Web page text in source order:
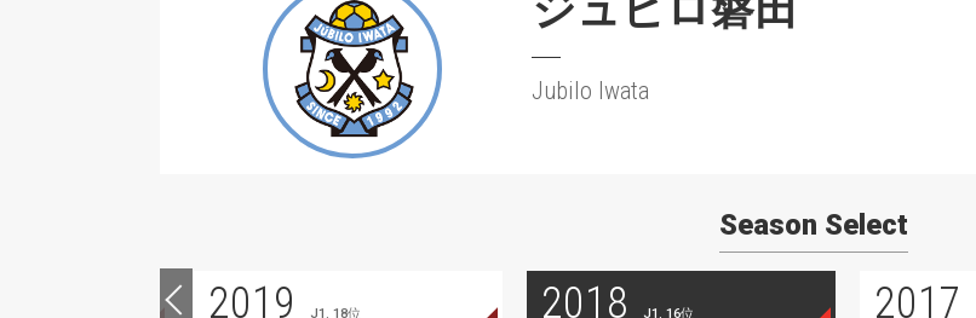
Jubilo Iwata
Season Select
2019 J1. 18位 2018 J1. 16位 2017